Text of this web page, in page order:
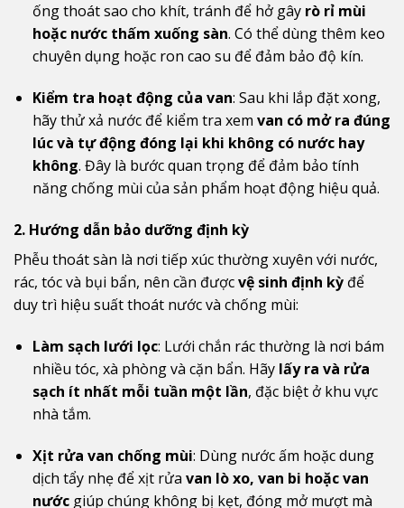
ống thoát sao cho khít, tránh để hở gây rò rỉ mùi
hoặc nước thấm xuống sàn. Có thể dùng thêm keo
chuyên dụng hoặc ron cao su để đảm bảo độ kín.
Kiểm tra hoạt động của van: Sau khi lắp đặt xong,
hãy thử xả nước để kiểm tra xem van có mở ra đúng
lúc và tự động đóng lại khi không có nước hay
không. Đây là bước quan trọng để đảm bảo tính
năng chống mùi của sản phẩm hoạt động hiệu quả.
2. Hướng dẫn bảo dưỡng định kỳ
Phễu thoát sàn là nơi tiếp xúc thường xuyên với nước,
rác, tóc và bụi bẩn, nên cần đượcvệ sinh định kỳ để
duy trì hiệu suất thoát nước và chống mùi:
Làm sạch lưới lọc: Lưới chắn rác thường là nơi bám
nhiều tóc, xà phòng và cặn bẩn. Hãy lấy ra và rửa
sạch ít nhất mỗi tuần một lần, đặc biệt ở khu vực
nhà tắm.
Xịt rửa van chống mùi: Dùng nước ấm hoặc dung
dịch tẩy nhẹ để xịt rửa van lò xo, van bi hoặc van
nướcgiúp chúng không bị kẹt, đóng mở mượt mà